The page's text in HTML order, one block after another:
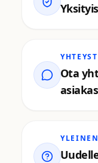
Ota
YLEINEN